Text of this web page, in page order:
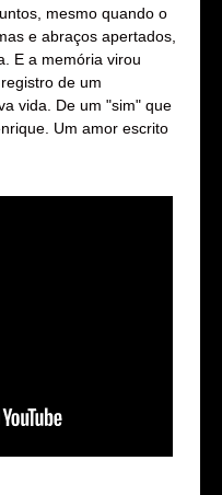
mesmo quando o
e abraços apertados,
E a memória virou
de um
vida. De um "sim" que
Um amor escrito